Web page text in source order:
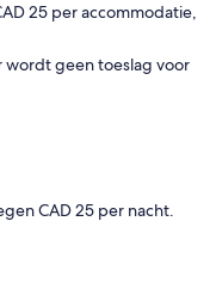
25 per accommodatie,
wordt geen toeslag voor
CAD 25 per nacht.